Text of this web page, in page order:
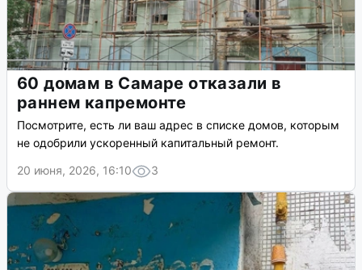
60 домам в Самаре отказали в
раннем капремонте
Посмотрите, есть ли ваш адрес в списке домов, которым
не одобрили ускоренный капитальный ремонт.
20 июня, 2026, 16:10
3